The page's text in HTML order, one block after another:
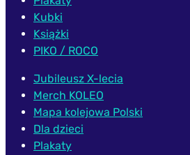
Kubki
Książki
PIKO / ROCO
Jubileusz X-lecia
Merch KOLEO
Mapa kolejowa Polski
Dla dzieci
Plakaty